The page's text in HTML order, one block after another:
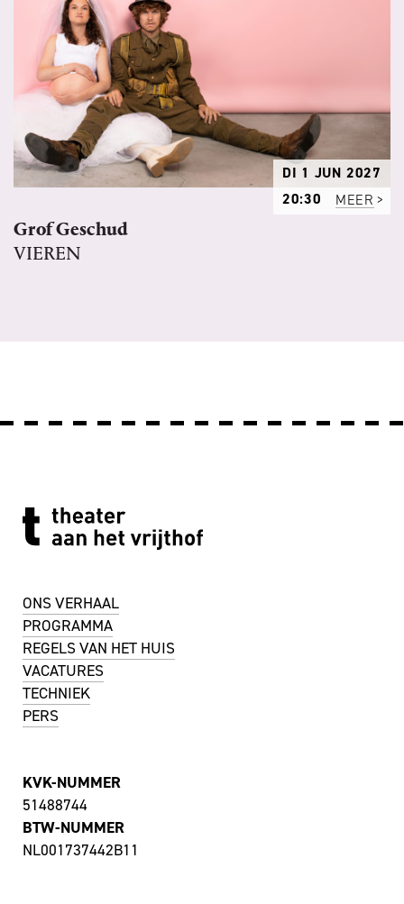
DI 1 JUN 2027
20:30
MEER
Grof Geschud
VIEREN
ONS VERHAAL
PROGRAMMA
REGELS VAN HET HUIS
VACATURES
TECHNIEK
PERS
KVK-NUMMER
51488744
BTW-NUMMER
NL001737442B11